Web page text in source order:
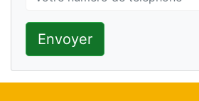
Envoyer